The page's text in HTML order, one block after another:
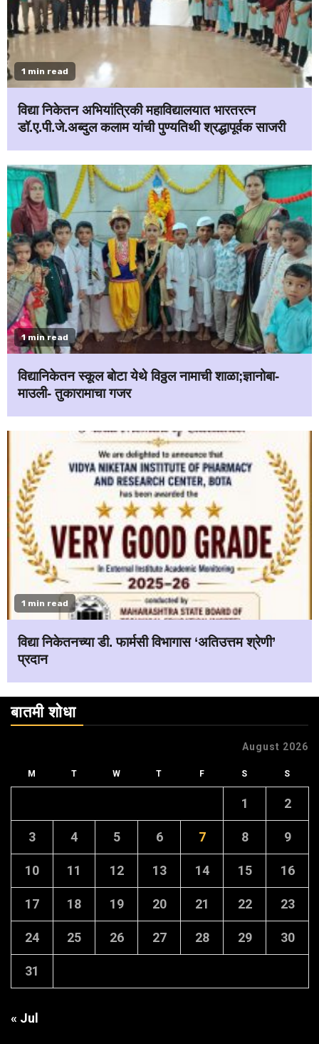
1 min read
विद्या निकेतन अभियांत्रिकी महाविद्यालयात भारतरत्न
डॉ.ए.पी.जे.अब्दुल कलाम यांची पुण्यतिथी श्रद्धापूर्वक साजरी
1 min read
विद्यानिकेतन स्कूल बोटा येथे विठ्ठल नामाची शाळा;ज्ञानोबा-
माउली- तुकारामाचा गजर
1 min read
विद्या निकेतनच्या डी. फार्मसी विभागास ‘अतिउत्तम श्रेणी’
प्रदान
बातमी शोधा
August 2026
M T W T F S S
1 2
3 4 5 6 7 8 9
10 11 12 13 14 15 16
17 18 19 20 21 22 23
24 25 26 27 28 29 30
31
« Jul